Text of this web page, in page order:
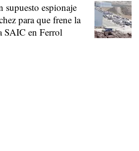
supuesto espionaje
para que frene la
SAIC en Ferrol